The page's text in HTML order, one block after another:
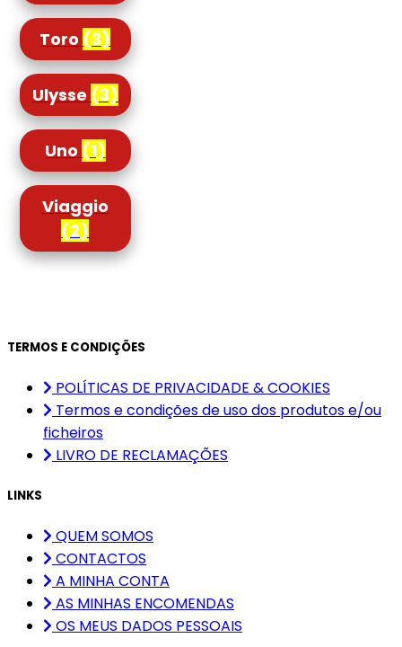
Toro (3)
Ulysse (3)
Uno (1)
Viaggio
(2)
TERMOS E CONDIÇÕES
POLÍTICAS DE PRIVACIDADE & COOKIES
Termos e condições de uso dos produtos e/ou
ficheiros
LIVRO DE RECLAMAÇÕES
LINKS
QUEM SOMOS
CONTACTOS
A MINHA CONTA
AS MINHAS ENCOMENDAS
OS MEUS DADOS PESSOAIS